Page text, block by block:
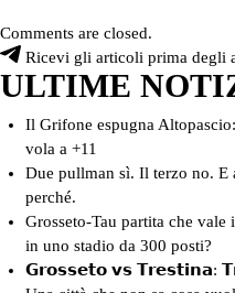
Comments are closed.
Ricevi gli articoli prima degli
ULTIME
Il Grifone espugna
vola a +11
Due pullman sì. Il terzo no. E
perché.
Grosseto-Tau partita che
in uno stadio da 300 posti?
𝗚𝗿𝗼𝘀𝘀𝗲𝘁𝗼 𝘃𝘀 𝗧𝗿𝗲𝘀𝘁𝗶𝗻𝗮: